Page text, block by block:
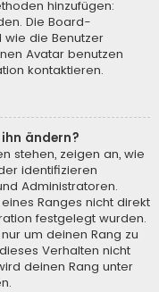
hinzufügen:
Die Board-
wie die Benutzer
Avatar benutzen
kontaktieren.
ändern?
stehen, zeigen an, wie
identifizieren
Administratoren.
Ranges nicht direkt
festgelegt wurden.
um deinen Rang zu
Verhalten nicht
deinen Rang unter